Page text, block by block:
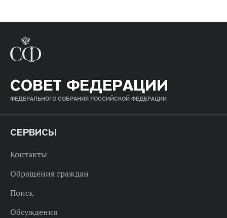
СОВЕТ ФЕДЕРАЦИИ
ФЕДЕРАЛЬНОГО СОБРАНИЯ РОССИЙСКОЙ ФЕДЕРАЦИИ
СЕРВИСЫ
Контакты
Обращения граждан
Поиск
Обсуждения